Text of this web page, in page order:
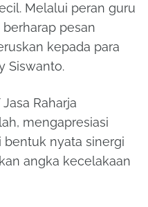
Melalui peran guru
pesan
kepada para
Siswanto.
Raharja
mengapresiasi
bentuk nyata sinergi
angka kecelakaan